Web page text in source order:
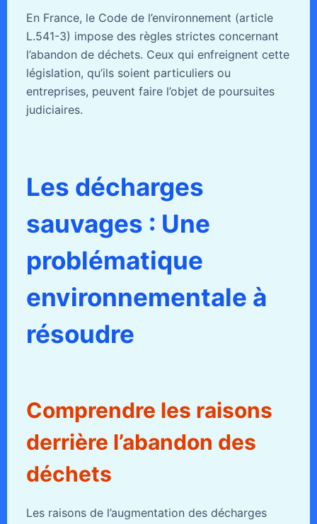
En France, le Code de l’environnement (article
L.541-3) impose des règles strictes concernant
l’abandon de déchets. Ceux qui enfreignent cette
législation, qu’ils soient particuliers ou
entreprises, peuvent faire l’objet de poursuites
judiciaires.
Les décharges
sauvages : Une
problématique
environnementale à
résoudre
Comprendre les raisons
derrière l’abandon des
déchets
Les raisons de l’augmentation des décharges